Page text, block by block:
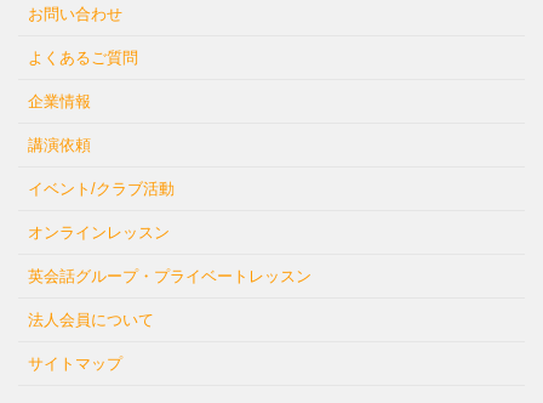
お問い合わせ
よくあるご質問
企業情報
講演依頼
イベント/クラブ活動
オンラインレッスン
英会話グループ・プライベートレッスン
法人会員について
サイトマップ